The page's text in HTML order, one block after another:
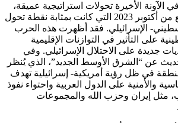
الأخيرة تحولات استراتيجية عميقة،
خاصة بعد حرب السابع من أكتوبر 2023 التي كانت بمثابة نقطة تحول
الإسرائيلي. فقد أظهرت هذه الحرب
على التأثير في التوازنات الإقليمية
جديدة على الاحتلال الإسرائيلي. وفي
عن “الشرق الأوسط الجديد”، الذي يُنظر
في ظل رؤية أمريكية- إسرائيلية تهدف
والأمنية على الدول العربية واحتواء نفوذ
مثل إيران وحزب الله والمجموعات